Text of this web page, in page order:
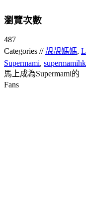
瀏覽次數
487
Categories //靚靚媽媽,
Supermami, supermamihk
馬上成為Supermami的
Fans